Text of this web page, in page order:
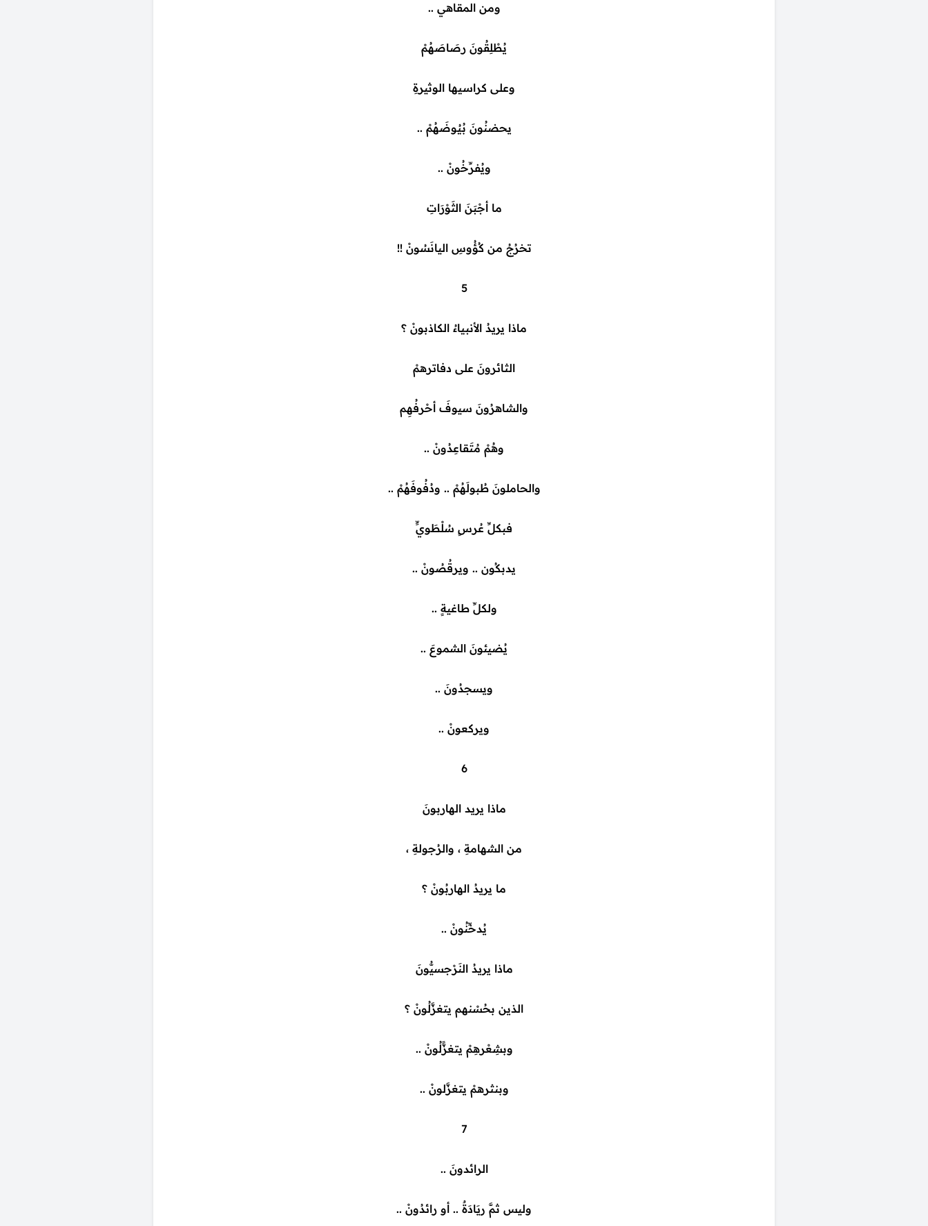
ومن المقاهي ..
يُطْلِقُونَ رصَاصَهُمْ
وعلى كراسيها الوثيرةِ
يحضنُونَ بُيُوضَهُمْ ..
ويُفرِّخُونْ ..
ما أجْبَنَ الثَوْرَاتِ
تخرُجُ من كُؤُوسِ اليانَسُونْ !!
5
ماذا يريدُ الأنبياءُ الكاذبونْ ؟
الثائرونَ على دفاترهمْ
والشاهرُونَ سيوفَ أحْرفُهِم
وهُمْ مُتَقاعِدُونْ ..
والحاملونَ طُبولَهُمْ .. ودُفُوفَهُمْ ..
فبكلِّ عُرسٍ سُلْطَويٍّ
يدبكُون .. ويرقُصُونْ ..
ولكلِّ طاغيةٍ ..
يُضيئونَ الشموعَ ..
ويسجدُونَ ..
ويركعونْ ..
6
ماذا يريد الهاربونَ
من الشهامةِ ، والرُجولةِ ،
ما يريدُ الهاربُونْ ؟
يُدخِّنُونْ ..
ماذا يريدُ النَرْجسيُّونَ
الذين بحُسْنهم يتغزَّلُونْ ؟
وبشِعْرهِمْ يتغزًّلُونْ ..
وبنثرهمْ يتغزَّلونْ ..
7
الرائدونَ ..
وليس ثمَّ ريَادَةٌ .. أو رائدُونْ ..